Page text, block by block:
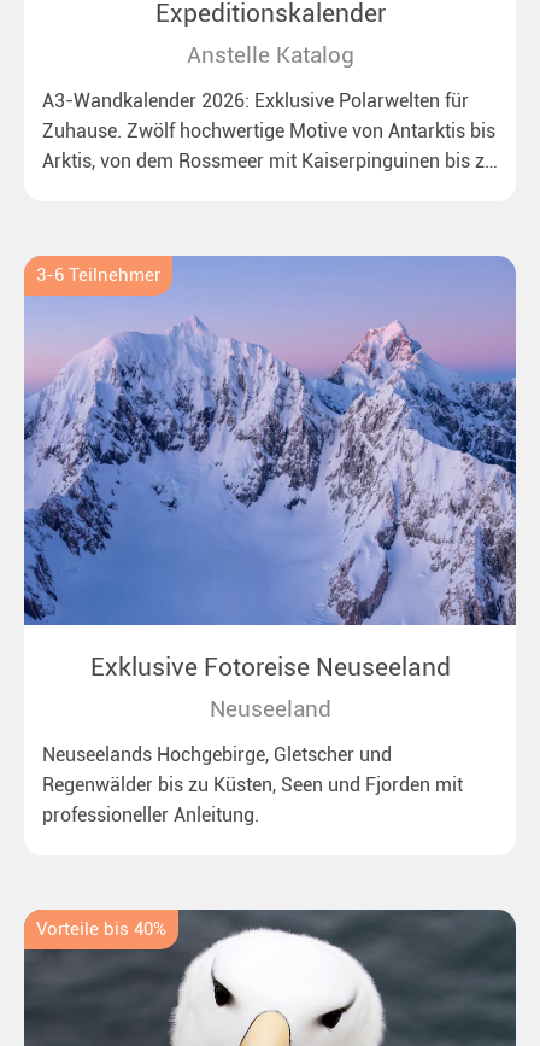
Expeditionskalender
Anstelle Katalog
A3-Wandkalender 2026: Exklusive Polarwelten für
Zuhause. Zwölf hochwertige Motive von Antarktis bis
Arktis, von dem Rossmeer mit Kaiserpinguinen bis zu
3-6 Teilnehmer
Exklusive Fotoreise Neuseeland
Neuseeland
Neuseelands Hochgebirge, Gletscher und
Regenwälder bis zu Küsten, Seen und Fjorden mit
professioneller Anleitung.
Vorteile bis 40%